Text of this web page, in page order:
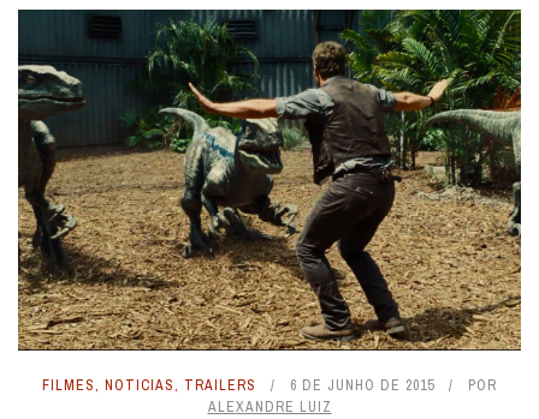
FILMES, NOTICIAS, TRAILERS 6 DE JUNHO DE 2015
POR
ALEXANDRE LUIZ